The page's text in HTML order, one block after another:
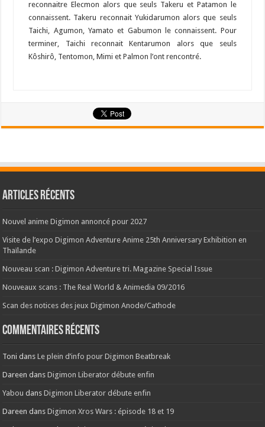
reconnaitre Elecmon alors que seuls Takeru et Patamon le
connaissent. Takeru reconnait Yukidarumon alors que seuls
Taichi, Agumon, Yamato et Gabumon le connaissent. Pour
terminer, Taichi reconnait Kentarumon alors que seuls
Kôshirô, Tentomon, Mimi et Palmon l’ont rencontré.
Articles récents
Nouvel anime Digimon annoncé pour 2027
Visite de l’expo Digimon Adventure Anime 25th Anniversary Exhibition en
Thaïlande
Nouveau scan : Digimon Adventure tri. Magazine Special Issue
Nouveaux scans : The Real World & Animedia 09/2016
Scan des notices des jeux Digimon Anode/Cathode
Commentaires récents
Toni dansLe plein d’info pour Digimon Beatbreak
Dareen dansDigimon Liberator débute enfin
Yabou dansDigimon Liberator débute enfin
Dareen dansDigimon Xros Wars : épisode 18 et 19